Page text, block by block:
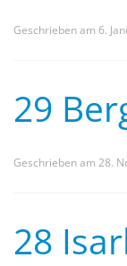
Geschrieben am 6.
29
Geschrieben am 28.
28